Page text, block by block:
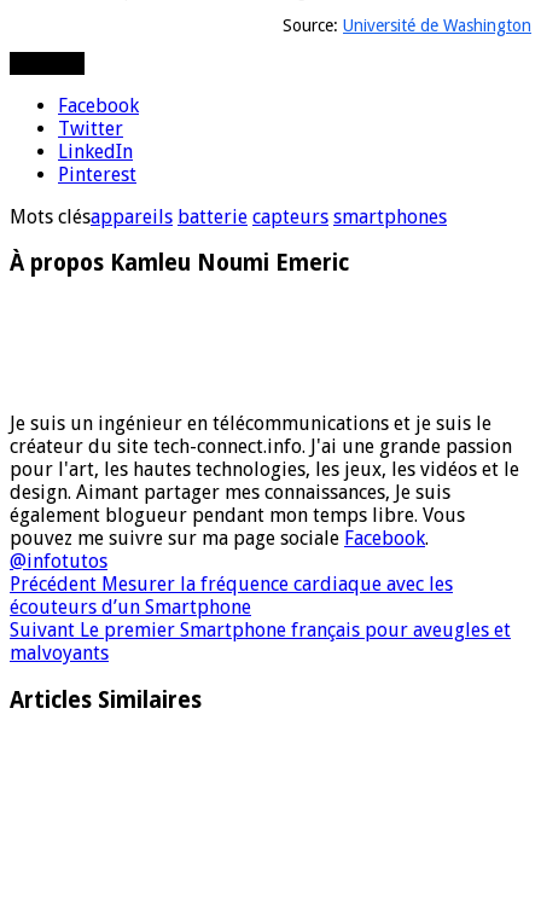
Source: Université de Washington
Facebook
Twitter
LinkedIn
Pinterest
Mots clésappareils batterie capteurs smartphones
À propos Kamleu Noumi Emeric
Je suis un ingénieur en télécommunications et je suis le
créateur du site tech-connect.info. J'ai une grande passion
pour l'art, les hautes technologies, les jeux, les vidéos et le
design. Aimant partager mes connaissances, Je suis
également blogueur pendant mon temps libre. Vous
pouvez me suivre sur ma page sociale Facebook.
@infotutos
Précédent Mesurer la fréquence cardiaque avec les
écouteurs d’un Smartphone
Suivant Le premier Smartphone français pour aveugles et
malvoyants
Articles Similaires